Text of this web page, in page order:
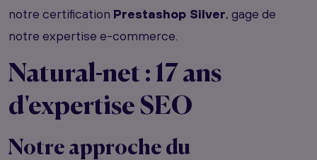
notre certification Prestashop Silver, gage de
notre expertise e-commerce.
Natural-net : 17 ans
d'expertise SEO
Notre approche du